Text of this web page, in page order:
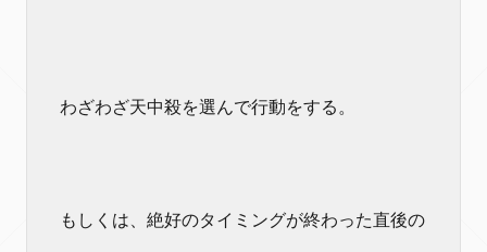
わざわざ天中殺を選んで行動をする。
もしくは、絶好のタイミングが終わった直後の